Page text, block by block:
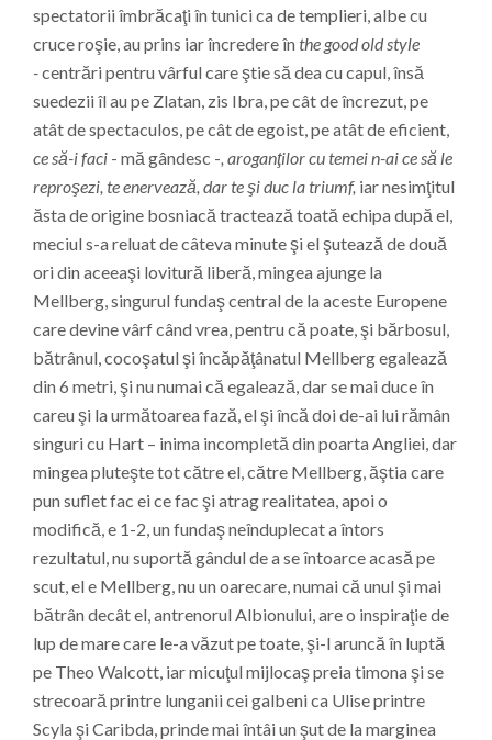
spectatorii îmbrăcaţi în tunici ca de templieri, albe cu
cruce roşie, au prins iar încredere în the good old style
-centrări pentru vârful care ştie să dea cu capul, însă
suedezii îl au pe Zlatan, zis Ibra, pe cât de încrezut, pe
atât de spectaculos, pe cât de egoist, pe atât de eficient,
ce să-i faci - mă gândesc -, aroganţilor cu temei n-ai ce să le
reproşezi, te enervează, dar te şi duc la triumf, iar nesimţitul
ăsta de origine bosniacă tractează toată echipa după el,
meciul s-a reluat de câteva minute şi el şutează de două
ori din aceeaşi lovitură liberă, mingea ajunge la
Mellberg, singurul fundaş central de la aceste Europene
care devine vârf când vrea, pentru că poate, şi bărbosul,
bătrânul, cocoşatul şi încăpăţânatul Mellberg egalează
din 6 metri, şi nu numai că egalează, dar se mai duce în
careu şi la următoarea fază, el şi încă doi de-ai lui rămân
singuri cu Hart – inima incompletă din poarta Angliei, dar
mingea pluteşte tot către el, către Mellberg, ăştia care
pun suflet fac ei ce fac şi atrag realitatea, apoi o
modifică, e 1-2, un fundaş neînduplecat a întors
rezultatul, nu suportă gândul de a se întoarce acasă pe
scut, el e Mellberg, nu un oarecare, numai că unul şi mai
bătrân decât el, antrenorul Albionului, are o inspiraţie de
lup de mare care le-a văzut pe toate, şi-l aruncă în luptă
pe Theo Walcott, iar micuţul mijlocaş preia timona şi se
strecoară printre lunganii cei galbeni ca Ulise printre
Scyla şi Caribda, prinde mai întâi un şut de la marginea